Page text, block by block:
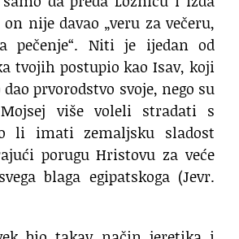
nije davao „veru za večeru,
pečenje“. Niti je ijedan od
tvojih postupio kao Isav, koji
prvorodstvo svoje, nego su
više voleli stradati s
li imati zemaljsku sladost
porugu Hristovu za veće
blaga egipatskoga (Jevr.